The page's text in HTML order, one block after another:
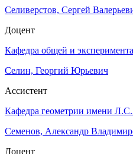
Селиверстов, Сергей
Доцент
Кафедра общей и
Селин, Георгий Юрьевич
Ассистент
Кафедра геометрии имени
Семенов, Александр
Доцент